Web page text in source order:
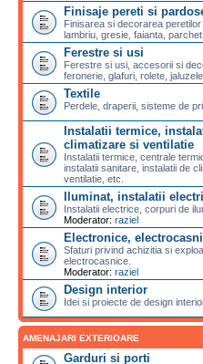
Finisaje pereti si
Finisarea si decorarea
lambriu, gresie, faianta,
Ferestre si usi
Ferestre si usi, accesorii si
feronerie, glafuri, rolete,
Textile
Perdele, draperii, sisteme de
Instalatii termice,
climatizare si ventilatie
Instalatii termice, centrale
instalatii sanitare, instalatii de
ventilatie, etc.
Iluminat, instalatii
Instalatii electrice, corpuri de
Moderator: raziel
Electronice,
Sfaturi privind achizitia si
electrocasnice.
Moderator: raziel
Design interior
Idei si proiecte de design
AMENAJARI EXTERIOARE
Garduri si porti